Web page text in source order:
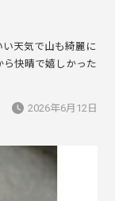
天気で山も綺麗に
快晴で嬉しかった
2026年6月12日